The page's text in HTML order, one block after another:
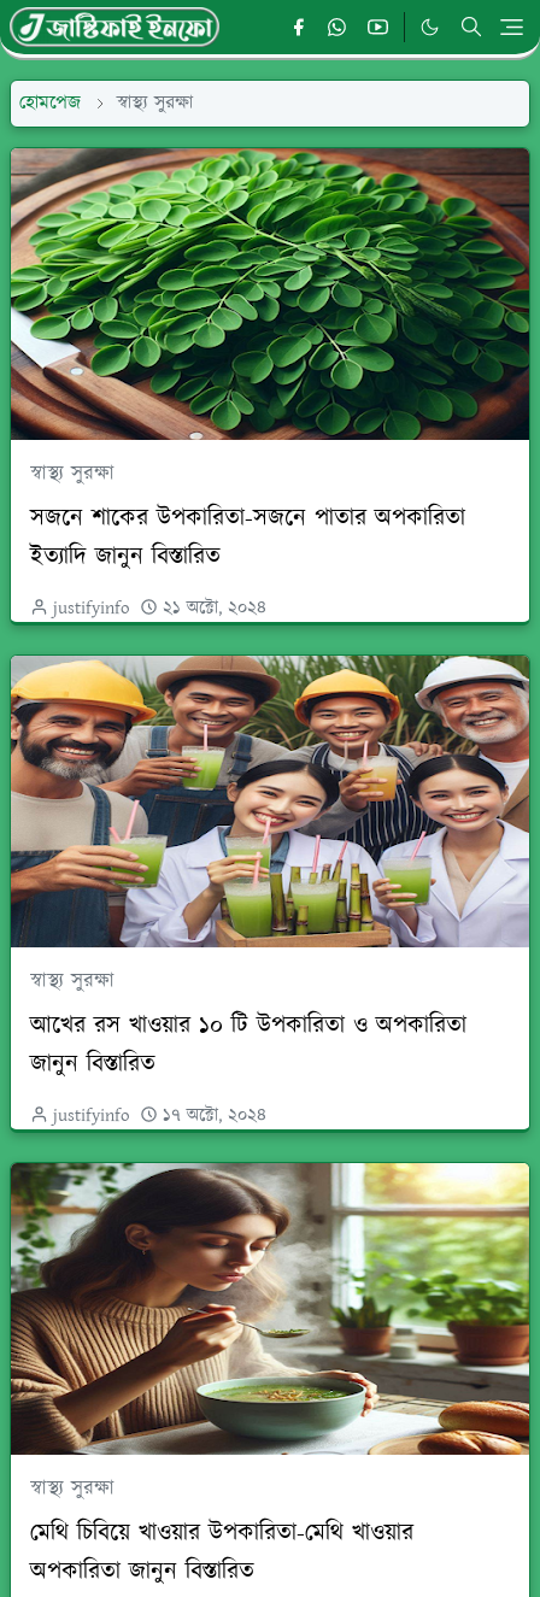
হোমপেজ স্বাস্থ্য সুরক্ষা
স্বাস্থ্য সুরক্ষা
সজনে শাকের উপকারিতা-সজনে পাতার অপকারিতা
ইত্যাদি জানুন বিস্তারিত
justifyinfo ২১ অক্টো, ২০২৪
স্বাস্থ্য সুরক্ষা
আখের রস খাওয়ার ১০ টি উপকারিতা ও অপকারিতা
জানুন বিস্তারিত
justifyinfo ১৭ অক্টো, ২০২৪
স্বাস্থ্য সুরক্ষা
মেথি চিবিয়ে খাওয়ার উপকারিতা-মেথি খাওয়ার
অপকারিতা জানুন বিস্তারিত